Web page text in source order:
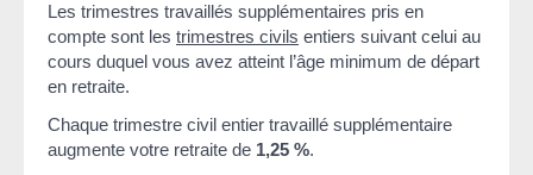
Les trimestres travaillés supplémentaires pris en
compte sont les trimestres civils entiers suivant celui au
cours duquel vous avez atteint l’âge minimum de départ
en retraite.
Chaque trimestre civil entier travaillé supplémentaire
augmente votre retraite de 1,25 %.